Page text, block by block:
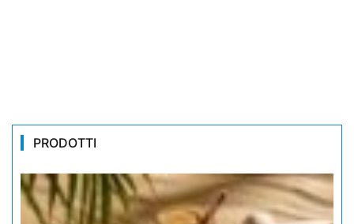
PRODOTTI